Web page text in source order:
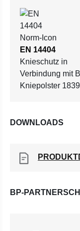
EN 14404
Knieschutz in
Verbindung mit
Kniepolster
DOWNLOADS
BP-